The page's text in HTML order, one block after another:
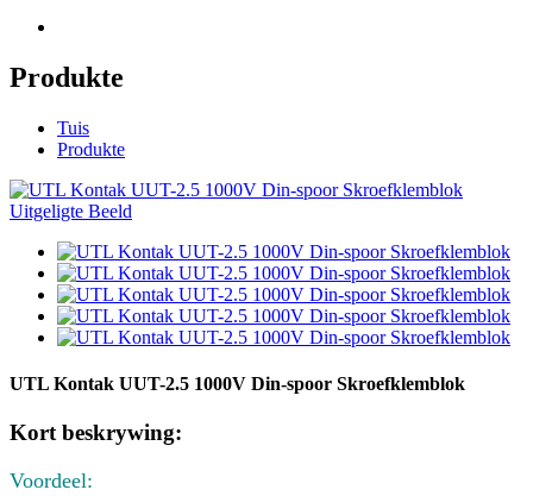
Produkte
Tuis
Produkte
UTL Kontak UUT-2.5 1000V Din-spoor Skroefklemblok
Kort beskrywing:
Voordeel: